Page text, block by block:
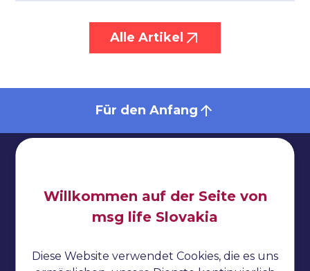
Alle Artikel
Für den Anfang
Impressum
Cookies
Willkommen auf der Seite von
msg life Slovakia
Diese Website verwendet Cookies, die es uns